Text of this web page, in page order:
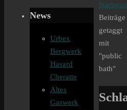
Startseite
Beiträge
getaggt
mit
"public
bath"
News
Urbex
Bergwerk
Hasard
Cheratte
Altes
Gaswerk